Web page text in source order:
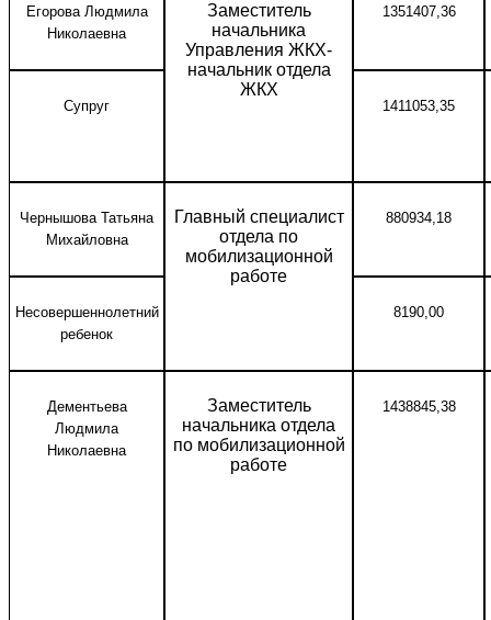
Егорова Людмила
Николаевна
Заместитель
начальника
Управления ЖКХ-
начальник отдела
ЖКХ
1351407,36
Супруг 1411053,35
Чернышова Татьяна
Михайловна
Главный специалист
отдела по
мобилизационной
работе
880934,18
Несовершеннолетний
ребенок
8190,00
Дементьева
Людмила
Николаевна
Заместитель
начальника отдела
по мобилизационной
работе
1438845,38